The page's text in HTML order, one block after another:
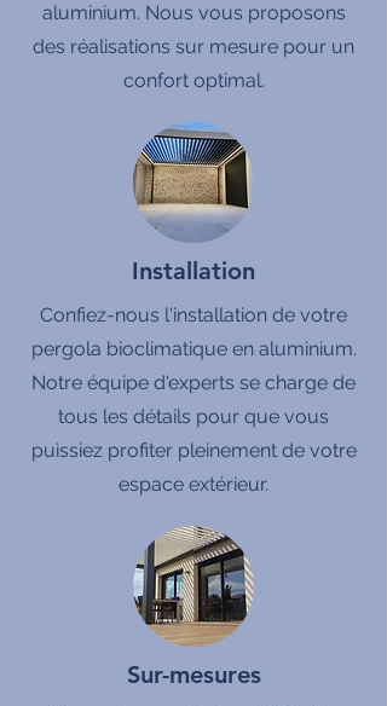
aluminium. Nous vous proposons
des réalisations sur mesure pour un
confort optimal.
Installation
Confiez-nous l'installation de votre
pergola bioclimatique en aluminium.
Notre équipe d'experts se charge de
tous les détails pour que vous
puissiez profiter pleinement de votre
espace extérieur.
Sur-mesures